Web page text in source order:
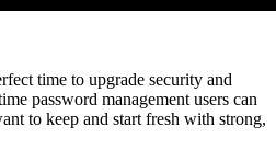
time to upgrade security and
password management users can
to keep and start fresh with strong,